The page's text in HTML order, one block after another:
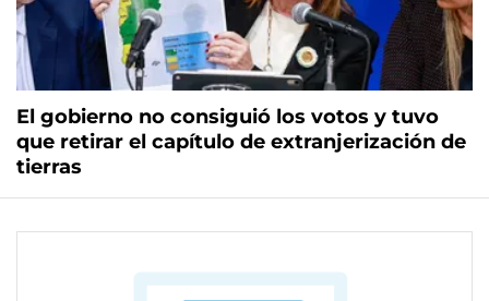
El gobierno no consiguió los votos y tuvo
que retirar el capítulo de extranjerización de
tierras